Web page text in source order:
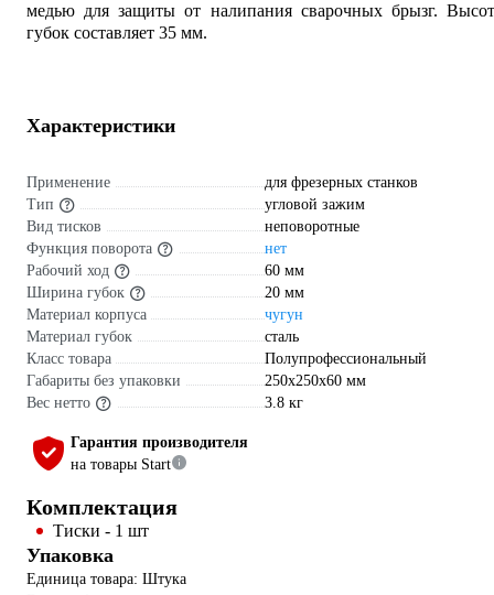
медью для защиты от налипания сварочных брызг.
губок составляет 35 мм.
Характеристики
Применение
для фрезерных станков
Тип
угловой зажим
Вид тисков
неповоротные
Функция поворота
нет
Рабочий ход
60 мм
Ширина губок
20 мм
Материал корпуса
чугун
Материал губок
сталь
Класс товара
Полупрофессиональный
Габариты без упаковки
250х250х60 мм
Вес нетто
3.8 кг
Гарантия производителя
на товары Start
Комплектация
Тиски - 1 шт
Упаковка
Единица товара: Штука